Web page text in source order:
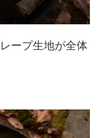
ープ生地が全体